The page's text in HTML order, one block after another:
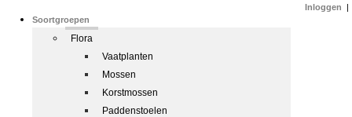
Soortgroepen
Flora
Vaatplanten
Mossen
Korstmossen
Paddenstoelen
Inloggen |